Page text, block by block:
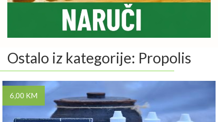
Ostalo iz kategorije: Propolis
6,00 KM